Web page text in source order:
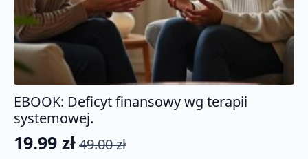
EBOOK: Deficyt finansowy wg terapii
systemowej.
49.00zł
Pierwotna
19.99 zł
Aktualna